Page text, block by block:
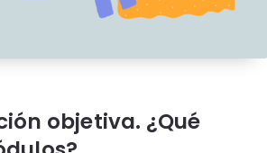
objetiva. ¿Qué